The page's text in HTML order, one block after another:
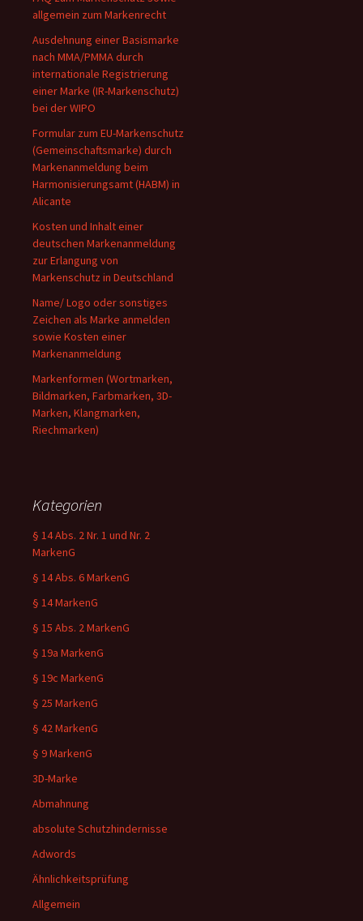
allgemein zum Markenrecht
Ausdehnung einer Basismarke
nach MMA/PMMA durch
internationale Registrierung
einer Marke (IR-Markenschutz)
bei der WIPO
Formular zum EU-Markenschutz
(Gemeinschaftsmarke) durch
Markenanmeldung beim
Harmonisierungsamt (HABM) in
Alicante
Kosten und Inhalt einer
deutschen Markenanmeldung
zur Erlangung von
Markenschutz in Deutschland
Name/ Logo oder sonstiges
Zeichen als Marke anmelden
sowie Kosten einer
Markenanmeldung
Markenformen (Wortmarken,
Bildmarken, Farbmarken, 3D-
Marken, Klangmarken,
Riechmarken)
Kategorien
§ 14 Abs. 2 Nr. 1 und Nr. 2
MarkenG
§ 14 Abs. 6 MarkenG
§ 14 MarkenG
§ 15 Abs. 2 MarkenG
§ 19a MarkenG
§ 19c MarkenG
§ 25 MarkenG
§ 42 MarkenG
§ 9 MarkenG
3D-Marke
Abmahnung
absolute Schutzhindernisse
Adwords
Ähnlichkeitsprüfung
Allgemein